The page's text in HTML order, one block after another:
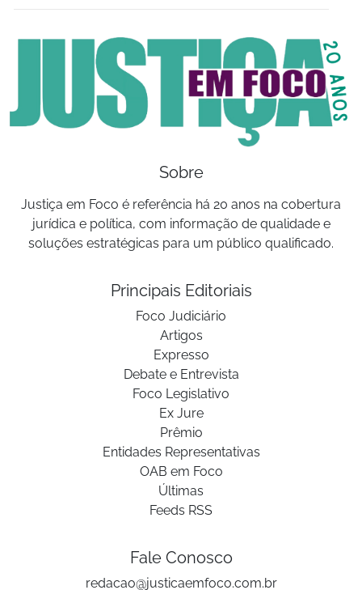
Sobre
Justiça em Foco é referência há 20 anos na cobertura
jurídica e política, com informação de qualidade e
soluções estratégicas para um público qualificado.
Principais Editoriais
Foco Judiciário
Artigos
Expresso
Debate e Entrevista
Foco Legislativo
Ex Jure
Prêmio
Entidades Representativas
OAB em Foco
Últimas
Feeds RSS
Fale Conosco
redacao@justicaemfoco.com.br